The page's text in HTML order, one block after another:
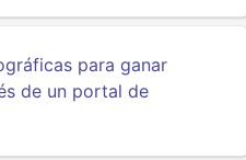
para ganar
de un portal de